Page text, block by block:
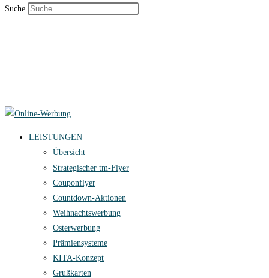
Suche
LEISTUNGEN
Übersicht
Strategischer tm-Flyer
Couponflyer
Countdown-Aktionen
Weihnachtswerbung
Osterwerbung
Prämiensysteme
KITA-Konzept
Grußkarten